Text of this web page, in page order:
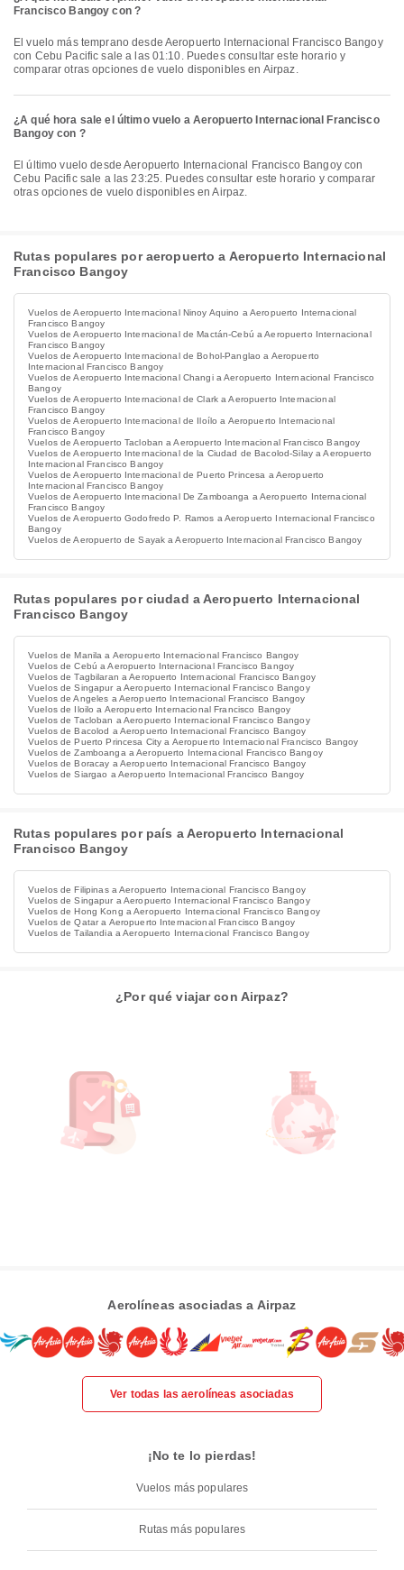
Francisco Bangoy con ?
El vuelo más temprano desde Aeropuerto Internacional Francisco Bangoy
con Cebu Pacific sale a las 01:10. Puedes consultar este horario y
comparar otras opciones de vuelo disponibles en Airpaz.
¿A qué hora sale el último vuelo a Aeropuerto Internacional Francisco
Bangoy con ?
El último vuelo desde Aeropuerto Internacional Francisco Bangoy con
Cebu Pacific sale a las 23:25. Puedes consultar este horario y comparar
otras opciones de vuelo disponibles en Airpaz.
Rutas populares por aeropuerto a Aeropuerto Internacional
Francisco Bangoy
Vuelos de Aeropuerto Internacional Ninoy Aquino a Aeropuerto Internacional
Francisco Bangoy
Vuelos de Aeropuerto Internacional de Mactán-Cebú a Aeropuerto Internacional
Francisco Bangoy
Vuelos de Aeropuerto Internacional de Bohol-Panglao a Aeropuerto
Internacional Francisco Bangoy
Vuelos de Aeropuerto Internacional Changi a Aeropuerto Internacional Francisco
Bangoy
Vuelos de Aeropuerto Internacional de Clark a Aeropuerto Internacional
Francisco Bangoy
Vuelos de Aeropuerto Internacional de Iloílo a Aeropuerto Internacional
Francisco Bangoy
Vuelos de Aeropuerto Tacloban a Aeropuerto Internacional Francisco Bangoy
Vuelos de Aeropuerto Internacional de la Ciudad de Bacolod-Silay a Aeropuerto
Internacional Francisco Bangoy
Vuelos de Aeropuerto Internacional de Puerto Princesa a Aeropuerto
Internacional Francisco Bangoy
Vuelos de Aeropuerto Internacional De Zamboanga a Aeropuerto Internacional
Francisco Bangoy
Vuelos de Aeropuerto Godofredo P. Ramos​​ a Aeropuerto Internacional Francisco
Bangoy
Vuelos de Aeropuerto de Sayak a Aeropuerto Internacional Francisco Bangoy
Rutas populares por ciudad a Aeropuerto Internacional
Francisco Bangoy
Vuelos de Manila a Aeropuerto Internacional Francisco Bangoy
Vuelos de Cebú a Aeropuerto Internacional Francisco Bangoy
Vuelos de Tagbilaran a Aeropuerto Internacional Francisco Bangoy
Vuelos de Singapur a Aeropuerto Internacional Francisco Bangoy
Vuelos de Angeles a Aeropuerto Internacional Francisco Bangoy
Vuelos de Iloilo a Aeropuerto Internacional Francisco Bangoy
Vuelos de Tacloban a Aeropuerto Internacional Francisco Bangoy
Vuelos de Bacolod a Aeropuerto Internacional Francisco Bangoy
Vuelos de Puerto Princesa City a Aeropuerto Internacional Francisco Bangoy
Vuelos de Zamboanga a Aeropuerto Internacional Francisco Bangoy
Vuelos de Boracay a Aeropuerto Internacional Francisco Bangoy
Vuelos de Siargao a Aeropuerto Internacional Francisco Bangoy
Rutas populares por país a Aeropuerto Internacional
Francisco Bangoy
Vuelos de Filipinas a Aeropuerto Internacional Francisco Bangoy
Vuelos de Singapur a Aeropuerto Internacional Francisco Bangoy
Vuelos de Hong Kong a Aeropuerto Internacional Francisco Bangoy
Vuelos de Qatar a Aeropuerto Internacional Francisco Bangoy
Vuelos de Tailandia a Aeropuerto Internacional Francisco Bangoy
¿Por qué viajar con Airpaz?
Aerolíneas asociadas a Airpaz
Ver todas las aerolíneas asociadas
¡No te lo pierdas!
Vuelos más populares
Rutas más populares